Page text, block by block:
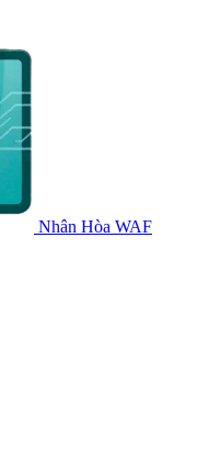
Nhân Hòa WAF